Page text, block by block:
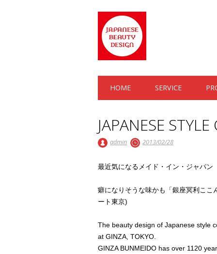
Main menu
HOME SERVICE
JAPANESE
admin 2013/02/28
最近気になるメイド・イン・ジャパン
癖になりそうな味かも「銀座冥利こ
ート東京)
The beauty design of Japanese style
at GINZA, TOKYO.
GINZA BUNMEIDO has over 1120